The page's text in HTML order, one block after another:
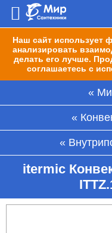
Наш сайт использует
анализировать
делать его лучше.
соглашаетесь с
itermic